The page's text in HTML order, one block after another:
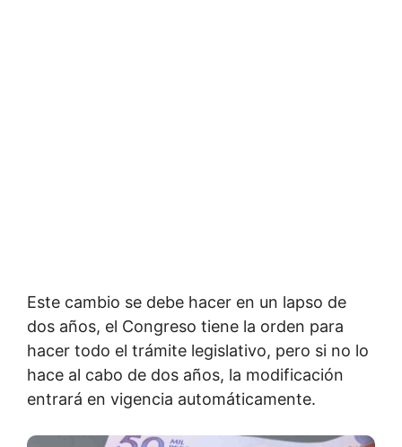
Este cambio se debe hacer en un lapso de
dos años, el Congreso tiene la orden para
hacer todo el trámite legislativo, pero si no lo
hace al cabo de dos años, la modificación
entrará en vigencia automáticamente.